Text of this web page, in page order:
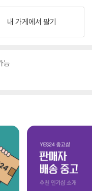
내 가게에서 팔기
능